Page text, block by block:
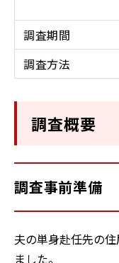
調査期間
調査方法
調査概要
調査事前準備
夫の単身赴任先の
ました。